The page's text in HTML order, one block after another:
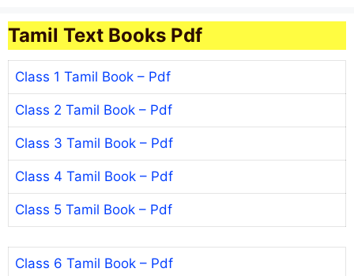
Tamil Text Books Pdf
Class 1 Tamil Book – Pdf
Class 2 Tamil Book – Pdf
Class 3 Tamil Book – Pdf
Class 4 Tamil Book – Pdf
Class 5 Tamil Book – Pdf
Class 6 Tamil Book – Pdf